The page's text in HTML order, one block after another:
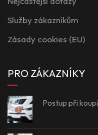
Služby zákazníkům
Zásady cookies (EU)
PRO ZÁKAZNÍKY
Postup při koupi